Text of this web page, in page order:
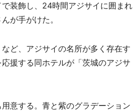
装飾し、24時間アジサイに囲まれ
が手がけた。
ど、アジサイの名所が多く存在す
援する同ホテルが「茨城のアジサ
意する。青と紫のグラデーション